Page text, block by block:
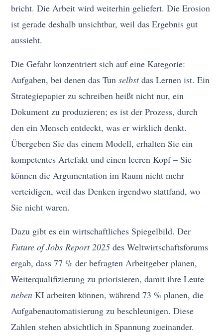
bricht. Die Arbeit wird weiterhin geliefert. Die Erosion
ist gerade deshalb unsichtbar, weil das Ergebnis gut
aussieht.
Die Gefahr konzentriert sich auf eine Kategorie:
Aufgaben, bei denen das Tunselbstdas Lernen ist. Ein
Strategiepapier zu schreiben heißt nicht nur, ein
Dokument zu produzieren; es ist der Prozess, durch
den ein Mensch entdeckt, was er wirklich denkt.
Übergeben Sie das einem Modell, erhalten Sie ein
kompetentes Artefakt und einen leeren Kopf – Sie
können die Argumentation im Raum nicht mehr
verteidigen, weil das Denken irgendwo stattfand, wo
Sie nicht waren.
Dazu gibt es ein wirtschaftliches Spiegelbild. Der
Future of Jobs Report 2025 des Weltwirtschaftsforums
ergab, dass 77 % der befragten Arbeitgeber planen,
Weiterqualifizierung zu priorisieren, damit ihre Leute
neben KI arbeiten können, während 73 % planen, die
Aufgabenautomatisierung zu beschleunigen. Diese
Zahlen stehen absichtlich in Spannung zueinander.